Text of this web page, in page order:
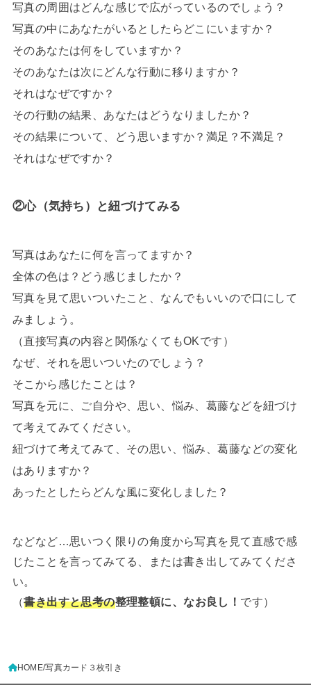
写真の周囲はどんな感じで広がっているのでしょう？
写真の中にあなたがいるとしたらどこにいますか？
そのあなたは何をしていますか？
そのあなたは次にどんな行動に移りますか？
それはなぜですか？
その行動の結果、あなたはどうなりましたか？
その結果について、どう思いますか？満足？不満足？
それはなぜですか？
②心（気持ち）と紐づけてみる
写真はあなたに何を言ってますか？
全体の色は？どう感じましたか？
写真を見て思いついたこと、なんでもいいので口にして
みましょう。
（直接写真の内容と関係なくてもOKです）
なぜ、それを思いついたのでしょう？
そこから感じたことは？
写真を元に、ご自分や、思い、悩み、葛藤などを紐づけ
て考えてみてください。
紐づけて考えてみて、その思い、悩み、葛藤などの変化
はありますか？
あったとしたらどんな風に変化しました？
などなど…思いつく限りの角度から写真を見て直感で感
じたことを言ってみてる、または書き出してみてくださ
い。
（書き出すと思考の整理整頓に、なお良し！ です）
HOME 写真カード３枚引き